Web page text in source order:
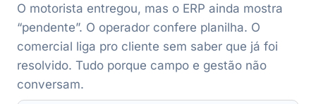
O motorista entregou, mas o ERP ainda mostra
“pendente”. O operador confere planilha. O
comercial liga pro cliente sem saber que já foi
resolvido. Tudo porque campo e gestão não
conversam.